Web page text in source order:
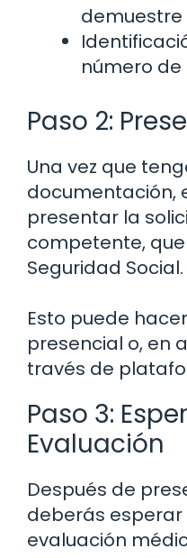
demuestre
número de
Paso 2:
Una vez que
documentación,
presentar la
competente,
Seguridad Social.
Esto puede
presencial o, en
través de
Paso 3:
Evaluación
Después de
deberás esperar
evaluación